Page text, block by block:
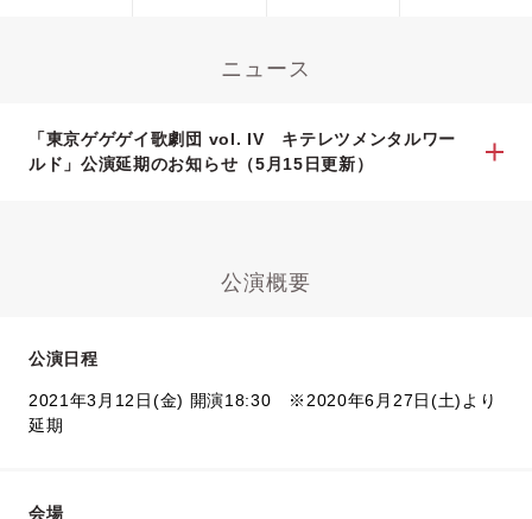
ニュース
「東京ゲゲゲイ歌劇団 vol. IV キテレツメンタルワー
ルド」公演延期のお知らせ（5月15日更新）
公演概要
公演日程
2021年3月12日(金) 開演18:30 ※2020年6月27日(土)より
延期
会場